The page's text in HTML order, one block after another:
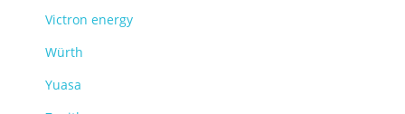
Victron energy
Würth
Yuasa